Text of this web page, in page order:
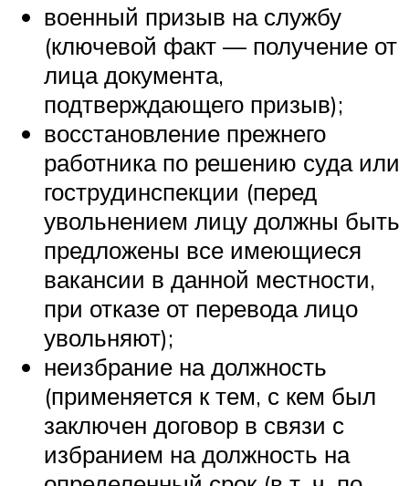
военный призыв на службу
(ключевой факт — получение от
лица документа,
подтверждающего призыв);
восстановление прежнего
работника по решению суда или
гострудинспекции (перед
увольнением лицу должны быть
предложены все имеющиеся
вакансии в данной местности,
при отказе от перевода лицо
увольняют);
неизбрание на должность
(применяется к тем, с кем был
заключен договор в связи с
избранием на должность на